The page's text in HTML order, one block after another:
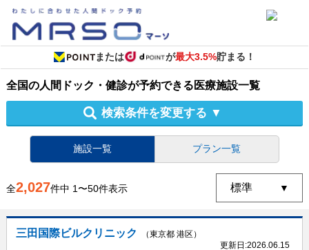
または が最大3.5%貯まる！
全国の人間ドック・健診が予約できる医療施設一覧
検索条件を変更する ▼
施設一覧 プラン一覧
全2,027件中 1〜50件表示
三田国際ビルクリニック
（東京都 港区）
更新日:2026.06.15